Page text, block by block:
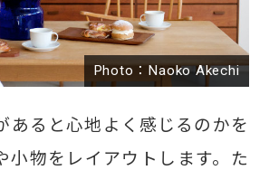
あると心地よく感じるのかを
小物をレイアウトします。た
Photo：Naoko Akechi